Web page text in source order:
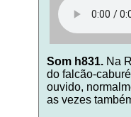
Som h831.Na
do falcão-
ouvido,
as vezes